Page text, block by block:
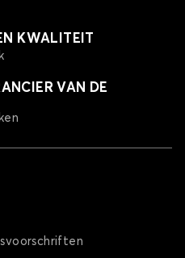
KWALITEIT
VAN DE